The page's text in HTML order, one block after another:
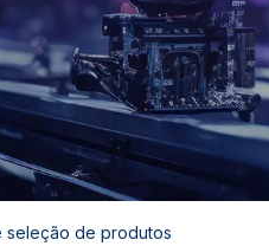
seleção de produtos